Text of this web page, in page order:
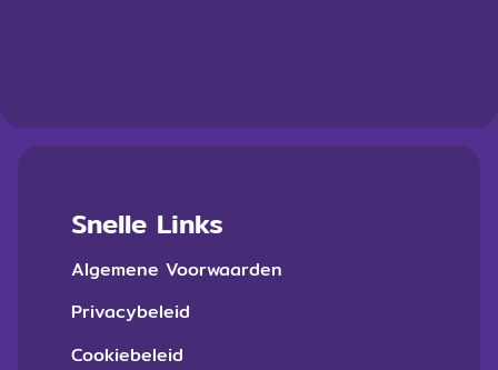
Snelle Links
Algemene Voorwaarden
Privacybeleid
Cookiebeleid